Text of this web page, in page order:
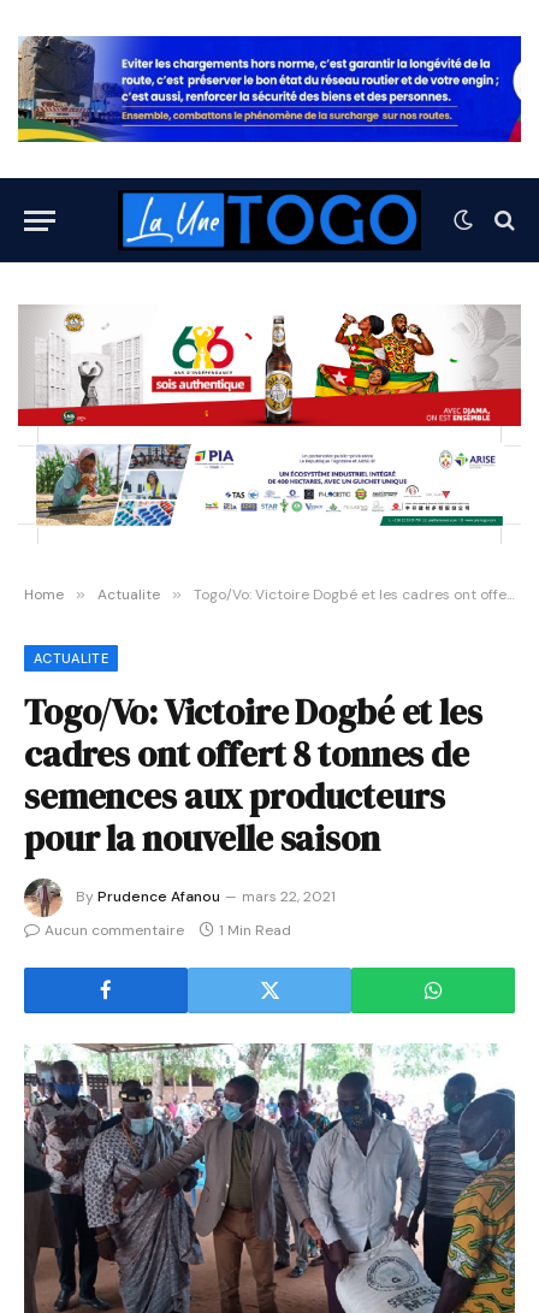
Home » Actualite » Togo/Vo: Victoire Dogbé et les cadres ont offert 8 tonnes de semences aux producteurs pour la nouvelle saison
ACTUALITE
Togo/Vo: Victoire Dogbé et les
cadres ont offert 8 tonnes de
semences aux producteurs
pour la nouvelle saison
ByPrudence Afanou
mars 22, 2021
Aucun commentaire
1 Min Read